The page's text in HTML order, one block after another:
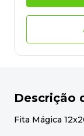
Descrição
Fita Mágica